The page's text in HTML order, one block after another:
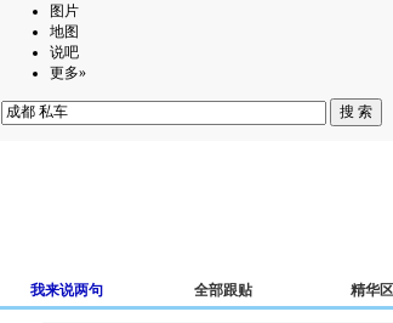
图片
地图
说吧
更多»
我来说两句 全部跟贴 精华区